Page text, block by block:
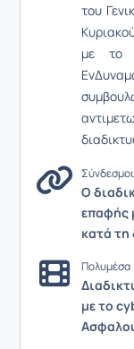
του
με το
Σύνδεσμοι
Ο
επαφής
κατά τη
Πολυμέσα
με το